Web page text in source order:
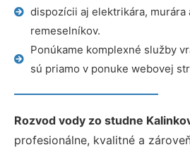
dispozícii aj elektrikára, murára
remeselníkov.
Ponúkame komplexné služby
sú priamo v ponuke webovej
Rozvod vody zo studne
profesionálne, kvalitné a